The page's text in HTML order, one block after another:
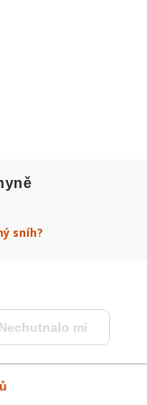
sníh?
Nechutnalo mi